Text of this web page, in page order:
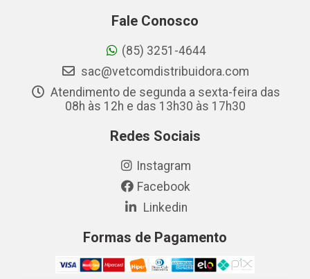
Fale Conosco
(85) 3251-4644
sac@vetcomdistribuidora.com
Atendimento de segunda a sexta-feira das
08h às 12h e das 13h30 às 17h30
Redes Sociais
Instagram
Facebook
Linkedin
Formas de Pagamento